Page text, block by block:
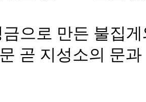
으로 만든 불집
곧 지성소의 문